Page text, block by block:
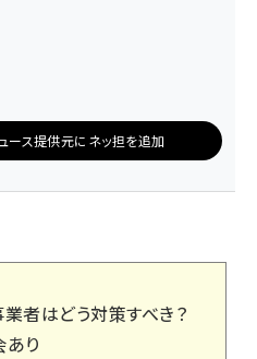
ース提供元にネッ担を追加
者はどう対策すべき？
あり